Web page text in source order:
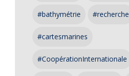
#bathymétrie #recherche
#cartesmarines
#CoopérationInternationale